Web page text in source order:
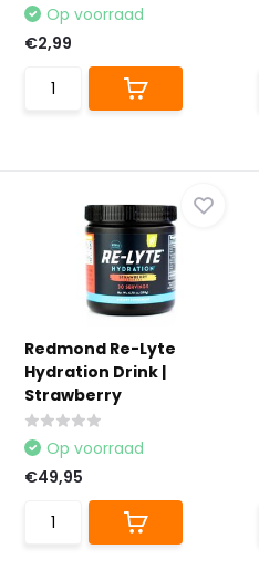
Op voorraad
€2,99
Redmond Re-Lyte
Hydration Drink |
Strawberry
Op voorraad
€49,95